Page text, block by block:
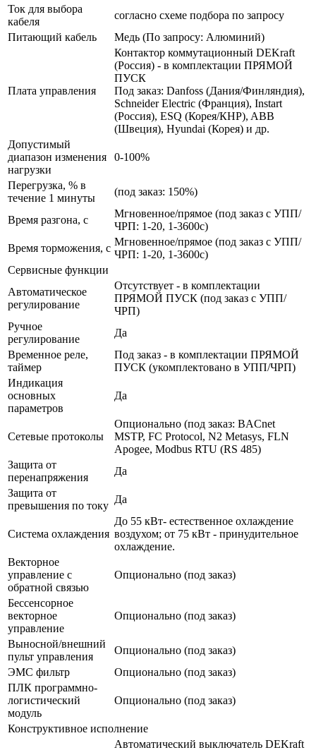
Ток для выбора
кабеля
согласно схеме подбора по запросу
Питающий кабель
Медь (По запросу: Алюминий)
Плата управления
Контактор коммутационный DEKraft
(Россия) - в комплектации ПРЯМОЙ
ПУСК
Под заказ: Danfoss (Дания/Финляндия),
Schneider Electric (Франция), Instart
(Россия), ESQ (Корея/КНР), ABB
(Швеция), Hyundai (Корея) и др.
Допустимый
диапазон изменения
нагрузки
0-100%
Перегрузка, % в
течение 1 минуты
(под заказ: 150%)
Время разгона, с
Мгновенное/прямое (под заказ с УПП/
ЧРП: 1-20, 1-3600с)
Время торможения, с
Мгновенное/прямое (под заказ с УПП/
ЧРП: 1-20, 1-3600с)
Сервисные функции
Автоматическое
регулирование
Отсутствует - в комплектации
ПРЯМОЙ ПУСК (под заказ с УПП/
ЧРП)
Ручное
регулирование
Да
Временное реле,
таймер
Под заказ - в комплектации ПРЯМОЙ
ПУСК (укомплектовано в УПП/ЧРП)
Индикация
основных
параметров
Да
Сетевые протоколы
Опционально (под заказ: BACnet
MSTP, FC Protocol, N2 Metasys, FLN
Apogee, Modbus RTU (RS 485)
Защита от
перенапряжения
Да
Защита от
превышения по току
Да
Система охлаждения
До 55 кВт- естественное охлаждение
воздухом; от 75 кВт - принудительное
охлаждение.
Векторное
управление с
обратной связью
Опционально (под заказ)
Бессенсорное
векторное
управление
Опционально (под заказ)
Выносной/внешний
пульт управления
Опционально (под заказ)
ЭМС фильтр
Опционально (под заказ)
ПЛК программно-
логистический
модуль
Опционально (под заказ)
Конструктивное исполнение
Автоматический выключатель DEKraft